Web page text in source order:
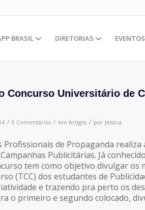
BRASIL DIRETORIAS EVENTOS
Concurso Universitário de
/ 0 Comentários / em Artigos / por Jessica
Profissionais de Propaganda realiza
Publicitárias. Já
tem como objetivo divulgar os
(TCC) dos estudantes de
e trazendo pra perto os
o primeiro e segundo colocado,